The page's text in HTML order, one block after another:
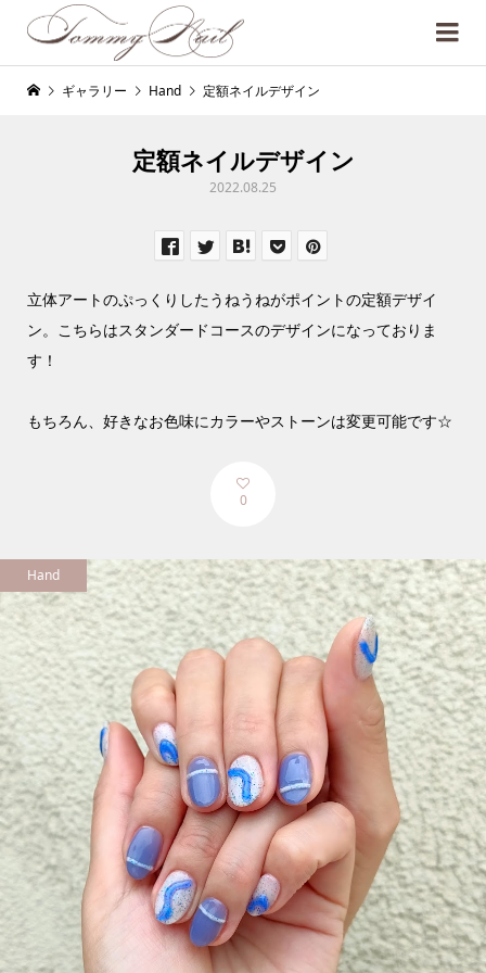
ギャラリー Hand 定額ネイルデザイン
定額ネイルデザイン
2022.08.25
立体アートのぷっくりしたうねうねがポイントの定額デザイ
ン。こちらはスタンダードコースのデザインになっておりま
す！
もちろん、好きなお色味にカラーやストーンは変更可能です☆
0
Hand